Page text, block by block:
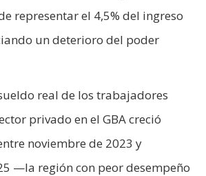
representar el 4,5% del ingreso
un deterioro del poder
real de los trabajadores
privado en el GBA creció
noviembre de 2023 y
—la región con peor desempeño